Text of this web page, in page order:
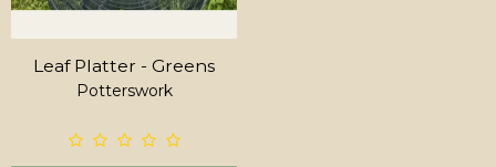
Leaf Platter - Greens
Potterswork